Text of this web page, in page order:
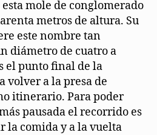
esta mole de conglomerado
metros de altura. Su
este nombre tan
diámetro de cuatro a
el punto final de la
volver a la presa de
itinerario. Para poder
pausada el recorrido es
la comida y a la vuelta